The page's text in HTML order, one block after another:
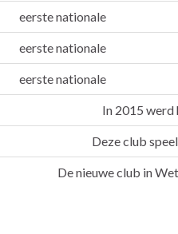
eerste nationale
eerste nationale
eerste nationale
In 2015 werd
Deze club
De nieuwe club in